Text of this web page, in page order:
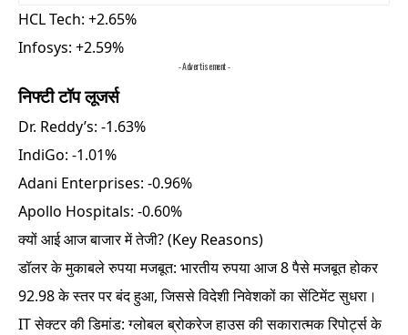
HCL Tech: +2.65%
Infosys: +2.59%
- Advertisement -
निफ्टी टॉप लूजर्स
Dr. Reddy’s: -1.63%
IndiGo: -1.01%
Adani Enterprises: -0.96%
Apollo Hospitals: -0.60%
क्यों आई आज बाजार में तेजी? (Key Reasons)
डॉलर के मुकाबले रुपया मजबूत: भारतीय रुपया आज 8 पैसे मजबूत होकर
92.98 के स्तर पर बंद हुआ, जिससे विदेशी निवेशकों का सेंटिमेंट सुधरा।
IT सेक्टर की डिमांड: ग्लोबल ब्रोकरेज हाउस की सकारात्मक रिपोर्ट्स के